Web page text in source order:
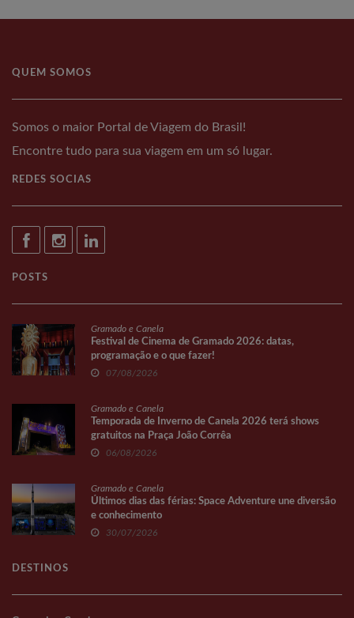
QUEM SOMOS
Somos o maior Portal de Viagem do Brasil!
Encontre tudo para sua viagem em um só lugar.
REDES SOCIAS
POSTS
Gramado e Canela
Festival de Cinema de Gramado 2026: datas,
programação e o que fazer!
07/08/2026
Gramado e Canela
Temporada de Inverno de Canela 2026 terá shows
gratuitos na Praça João Corrêa
06/08/2026
Gramado e Canela
Últimos dias das férias: Space Adventure une diversão
e conhecimento
30/07/2026
DESTINOS